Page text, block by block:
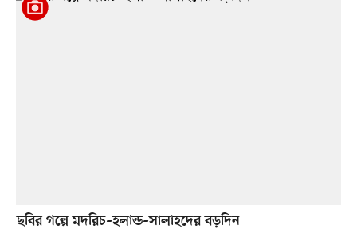
ছবির গল্পে মদরিচ–হলান্ড–সালাহদের বড়দিন